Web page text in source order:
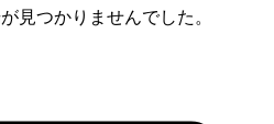
見つかりませんでした。